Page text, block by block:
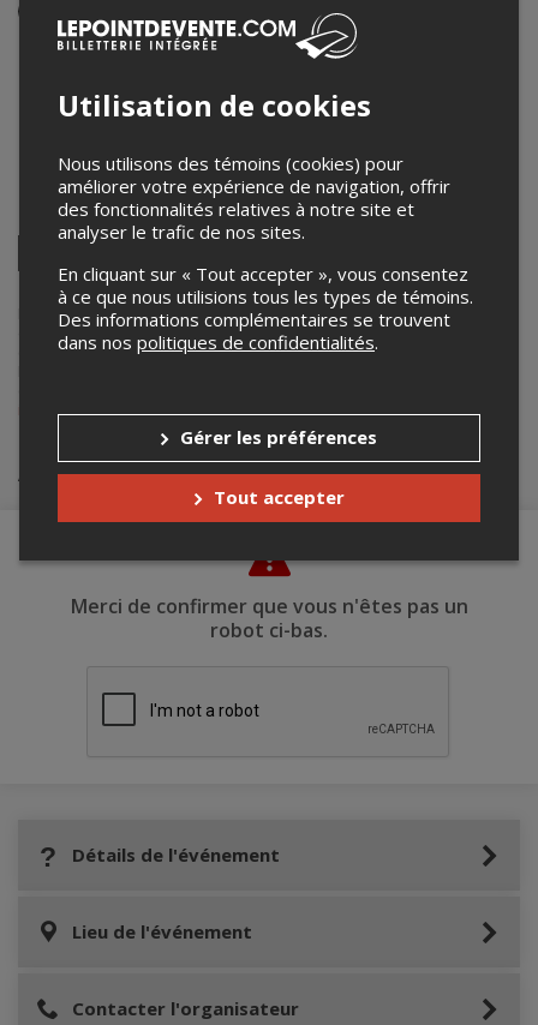
1er août 2024
Bièrerie Shelton
Beloeil,QC,Canada
Partagez cet événement
Facebook
Twitter
LinkedinPinterestEnvoyer
par
courriel
Lepointdevente.com agit à titre de mandataire pourBièrerie Shelton
dans le cadre de l’affichage en ligne et la vente de billets pour ses
événements.
info@biererieshelton.com.
Achat de billets
Merci de confirmer que vous n'êtes pas un
robot ci-bas.
Détails de l'événement
Lieu de l'événement
Contacter l'organisateur
Utilisation de cookies
Nous utilisons des témoins (cookies) pour
améliorer votre expérience de navigation, offrir
des fonctionnalités relatives à notre site et
analyser le trafic de nos sites.
En cliquant sur « Tout accepter », vous consentez
à ce que nous utilisions tous les types de témoins.
Des informations complémentaires se trouvent
dans nos politiques de confidentialités.
Gérer les préférences
Tout accepter